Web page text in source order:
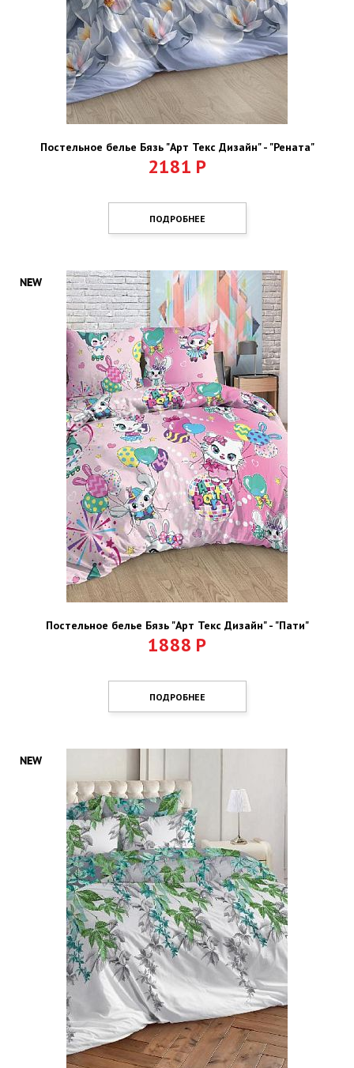
Постельное белье Бязь "Арт Текс Дизайн" - "Рената"
2181 Р
ПОДРОБНЕЕ
Постельное белье Бязь "Арт Текс Дизайн" - "Пати"
1888 Р
ПОДРОБНЕЕ